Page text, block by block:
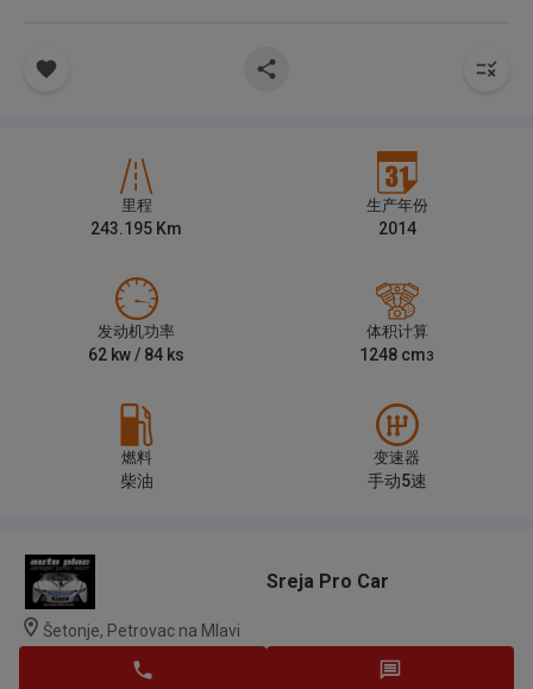
里程
243.195 Km
生产年份
2014
发动机功率
62 kw / 84 ks
体积计算
1248 cm3
燃料
柴油
变速器
手动5速
Sreja Pro Car
Šetonje, Petrovac na Mlavi